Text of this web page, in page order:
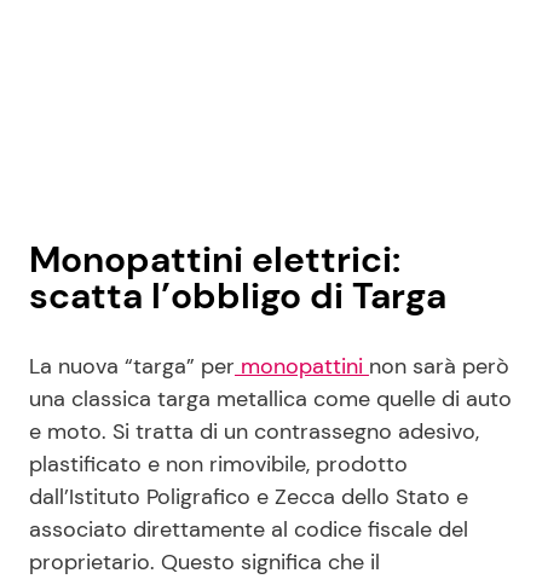
Monopattini elettrici:
scatta l’obbligo di Targa
La nuova “targa” per monopattini non sarà però
una classica targa metallica come quelle di auto
e moto. Si tratta di un contrassegno adesivo,
plastificato e non rimovibile, prodotto
dall’Istituto Poligrafico e Zecca dello Stato e
associato direttamente al codice fiscale del
proprietario. Questo significa che il